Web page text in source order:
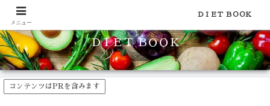
食品のカロリーや糖質などの栄養素がわかる！健康やダイエットに
ＤＩＥＴ ＢＯＯＫ
コンテンツはPRを含みます
メニュー
ＤＩＥＴ ＢＯＯＫ